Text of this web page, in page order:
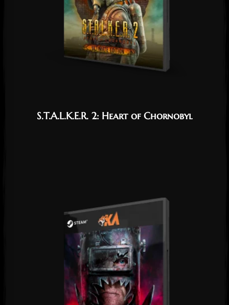
S.T.A.L.K.E.R. 2: Heart of Chornobyl